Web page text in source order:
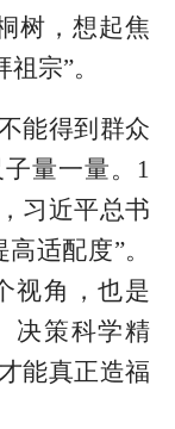
树，想起焦
宗”。
能得到群众
量一量。1
习近平总书
适配度”。
视角，也是
决策科学精
能真正造福